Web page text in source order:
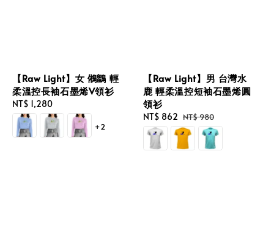
【Raw Light】女 鵂鶹 輕
柔溫控長袖石墨烯V領衫
Regular
price
NT$ 1,280
+2
【Raw Light】男 台灣水
鹿 輕柔溫控短袖石墨烯圓
領衫
Sale
price
NT$ 862 Regular
price
NT$ 980